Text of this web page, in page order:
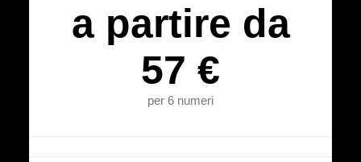
a partire da
57 €
per 6 numeri